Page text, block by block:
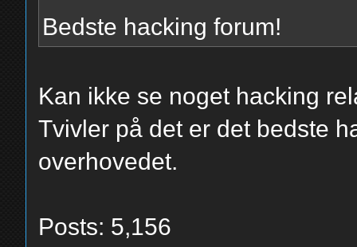
Bedste hacking forum!
Kan ikke se noget hacking
Tvivler på det er det bedste
overhovedet.
Posts: 5,156